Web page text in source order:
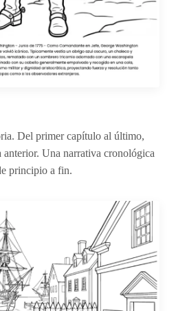
Del primer capítulo al último,
anterior. Una narrativa cronológica
principio a fin.